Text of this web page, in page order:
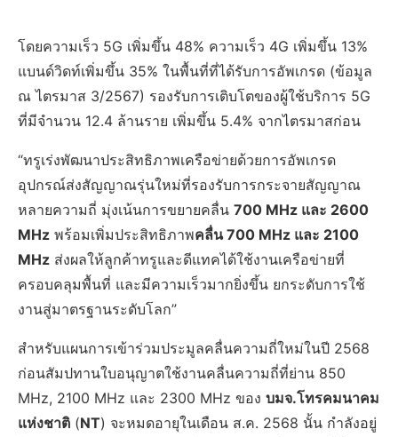
โดยความเร็ว 5G เพิ่มขึ้น 48% ความเร็ว 4G เพิ่มขึ้น 13%
แบนด์วิดท์เพิ่มขึ้น 35% ในพื้นที่ที่ได้รับการอัพเกรด (ข้อมูล
ณ ไตรมาส 3/2567) รองรับการเติบโตของผู้ใช้บริการ 5G
ที่มีจำนวน 12.4 ล้านราย เพิ่มขึ้น 5.4% จากไตรมาสก่อน
“ทรูเร่งพัฒนาประสิทธิภาพเครือข่ายด้วยการอัพเกรด
อุปกรณ์ส่งสัญญาณรุ่นใหม่ที่รองรับการกระจายสัญญาณ
หลายความถี่ มุ่งเน้นการขยายคลื่น 700 MHz และ 2600
MHz พร้อมเพิ่มประสิทธิภาพคลื่น 700 MHz และ 2100
MHz ส่งผลให้ลูกค้าทรูและดีแทคได้ใช้งานเครือข่ายที่
ครอบคลุมพื้นที่ และมีความเร็วมากยิ่งขึ้น ยกระดับการใช้
งานสู่มาตรฐานระดับโลก”
สำหรับแผนการเข้าร่วมประมูลคลื่นความถี่ใหม่ในปี 2568
ก่อนสัมปทานใบอนุญาตใช้งานคลื่นความถี่ที่ย่าน 850
MHz, 2100 MHz และ 2300 MHz ของ บมจ.โทรคมนาคม
แห่งชาติ (NT) จะหมดอายุในเดือน ส.ค. 2568 นั้น กำลังอยู่